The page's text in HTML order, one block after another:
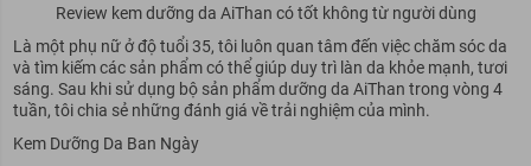
Review kem dưỡng da AiThan có tốt không từ người dùng
Là một phụ nữ ở độ tuổi 35, tôi luôn quan tâm đến việc chăm sóc da
và tìm kiếm các sản phẩm có thể giúp duy trì làn da khỏe mạnh, tươi
sáng. Sau khi sử dụng bộ sản phẩm dưỡng da AiThan trong vòng 4
tuần, tôi chia sẻ những đánh giá về trải nghiệm của mình.
Kem Dưỡng Da Ban Ngày